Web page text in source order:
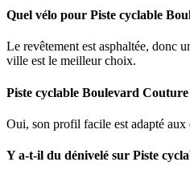
Quel vélo pour Piste cyclable
Le revêtement est asphaltée, donc
ville est le meilleur choix.
Piste cyclable Boulevard
Oui, son profil facile est adapté aux
Y a-t-il du dénivelé sur Piste